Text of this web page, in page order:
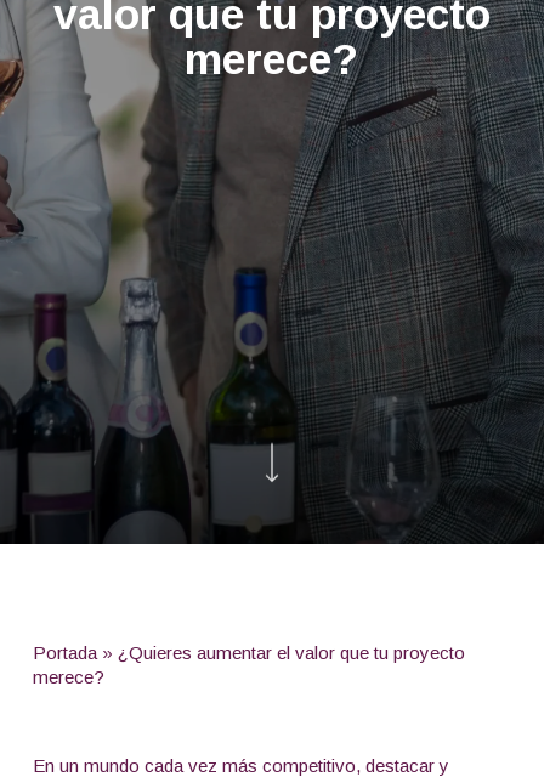
valor que tu proyecto
merece?
Portada» ¿Quieres aumentar el valor que tu proyecto
merece?
En un mundo cada vez más competitivo, destacar y